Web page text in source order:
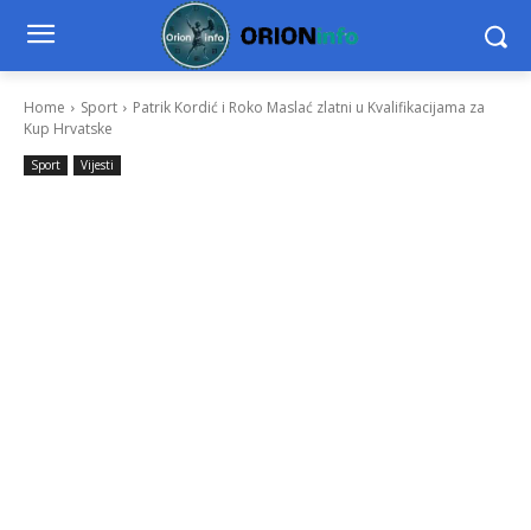
Home Sport
Patrik Kordić i Roko Maslać zlatni u Kvalifikacijama za
Kup Hrvatske
Sport Vijesti